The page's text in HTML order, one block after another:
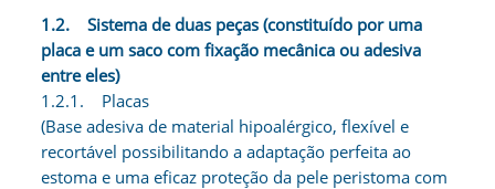
1.2. Sistema de duas peças (constituído por uma
placa e um saco com fixação mecânica ou adesiva
entre eles)
1.2.1. Placas
(Base adesiva de material hipoalérgico, flexível e
recortável possibilitando a adaptação perfeita ao
estoma e uma eficaz proteção da pele peristoma com